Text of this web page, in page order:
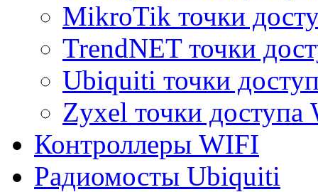
MikroTik точки
TrendNET точки
Ubiquiti точки
Zyxel точки доступа
Контроллеры WIFI
Радиомосты Ubiquiti